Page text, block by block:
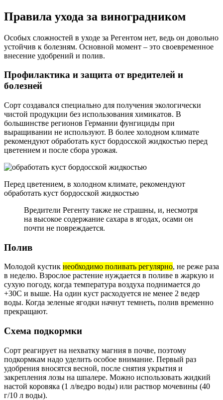
Правила ухода за виноградником
Особых сложностей в уходе за Регентом нет, ведь он довольно
устойчив к болезням. Основной момент – это своевременное
внесение удобрений и полив.
Профилактика и защита от вредителей и
болезней
Сорт создавался специально для получения экологически
чистой продукции без использования химикатов. В
большинстве регионов Германии фунгициды при
выращивании не используют. В более холодном климате
рекомендуют обработать куст бордосской жидкостью перед
цветением и после сбора урожая.
Перед цветением, в холодном климате, рекомендуют
обработать куст бордосской жидкостью
Вредители Регенту также не страшны, и, несмотря
на высокое содержание сахара в ягодах, осами он
почти не повреждается.
Полив
Молодой кустик необходимо поливать регулярно, не реже раза
в неделю. Взрослое растение нуждается в поливе в жаркую и
сухую погоду, когда температура воздуха поднимается до
+30С и выше. На один куст расходуется не менее 2 ведер
воды. Когда зеленые ягодки начнут темнеть, полив временно
прекращают.
Схема подкормки
Сорт реагирует на нехватку магния в почве, поэтому
подкормкам надо уделить особое внимание. Первый раз
удобрения вносятся весной, после снятия укрытия и
закрепления лозы на шпалере. Можно использовать жидкий
настой коровяка (1 л/ведро воды) или раствор мочевины (40
г/10 л воды).